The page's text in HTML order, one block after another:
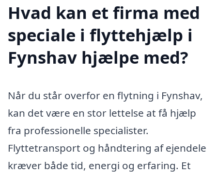
Hvad kan et firma med
speciale i flyttehjælp i
Fynshav hjælpe med?
Når du står overfor en flytning i Fynshav,
kan det være en stor lettelse at få hjælp
fra professionelle specialister.
Flyttetransport og håndtering af ejendele
kræver både tid, energi og erfaring. Et